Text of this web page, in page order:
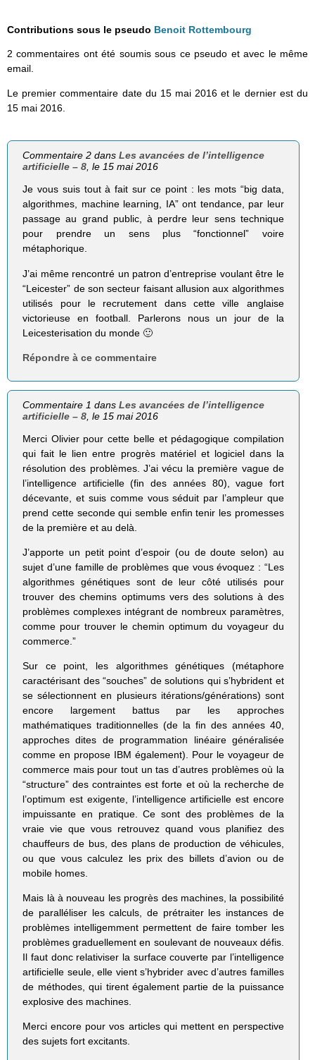
Contributions sous le pseudo Benoit Rottembourg
2 commentaires ont été soumis sous ce pseudo et avec le même
email.
Le premier commentaire date du 15 mai 2016 et le dernier est du
15 mai 2016.
Commentaire 2 dansLes avancées de l’intelligence
artificielle – 8, le 15 mai 2016
Je vous suis tout à fait sur ce point : les mots “big data,
algorithmes, machine learning, IA” ont tendance, par leur
passage au grand public, à perdre leur sens technique
pour prendre un sens plus “fonctionnel” voire
métaphorique.
J’ai même rencontré un patron d’entreprise voulant être le
“Leicester” de son secteur faisant allusion aux algorithmes
utilisés pour le recrutement dans cette ville anglaise
victorieuse en football. Parlerons nous un jour de la
Leicesterisation du monde 🙂
Répondre à ce commentaire
Commentaire 1 dansLes avancées de l’intelligence
artificielle – 8 , le 15 mai 2016
Merci Olivier pour cette belle et pédagogique compilation
qui fait le lien entre progrès matériel et logiciel dans la
résolution des problèmes. J’ai vécu la première vague de
l’intelligence artificielle (fin des années 80), vague fort
décevante, et suis comme vous séduit par l’ampleur que
prend cette seconde qui semble enfin tenir les promesses
de la première et au delà.
J’apporte un petit point d’espoir (ou de doute selon) au
sujet d’une famille de problèmes que vous évoquez : “Les
algorithmes génétiques sont de leur côté utilisés pour
trouver des chemins optimums vers des solutions à des
problèmes complexes intégrant de nombreux paramètres,
comme pour trouver le chemin optimum du voyageur du
commerce.”
Sur ce point, les algorithmes génétiques (métaphore
caractérisant des “souches” de solutions qui s’hybrident et
se sélectionnent en plusieurs itérations/générations) sont
encore largement battus par les approches
mathématiques traditionnelles (de la fin des années 40,
approches dites de programmation linéaire généralisée
comme en propose IBM également). Pour le voyageur de
commerce mais pour tout un tas d’autres problèmes où la
“structure” des contraintes est forte et où la recherche de
l’optimum est exigente, l’intelligence artificielle est encore
impuissante en pratique. Ce sont des problèmes de la
vraie vie que vous retrouvez quand vous planifiez des
chauffeurs de bus, des plans de production de véhicules,
ou que vous calculez les prix des billets d’avion ou de
mobile homes.
Mais là à nouveau les progrès des machines, la possibilité
de paralléliser les calculs, de prétraiter les instances de
problèmes intelligemment permettent de faire tomber les
problèmes graduellement en soulevant de nouveaux défis.
Il faut donc relativiser la surface couverte par l’intelligence
artificielle seule, elle vient s’hybrider avec d’autres familles
de méthodes, qui tirent également partie de la puissance
explosive des machines.
Merci encore pour vos articles qui mettent en perspective
des sujets fort excitants.